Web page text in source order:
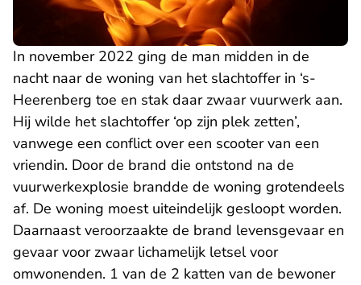
In november 2022 ging de man midden in de
nacht naar de woning van het slachtoffer in ‘s-
Heerenberg toe en stak daar zwaar vuurwerk aan.
Hij wilde het slachtoffer ‘op zijn plek zetten’,
vanwege een conflict over een scooter van een
vriendin. Door de brand die ontstond na de
vuurwerkexplosie brandde de woning grotendeels
af. De woning moest uiteindelijk gesloopt worden.
Daarnaast veroorzaakte de brand levensgevaar en
gevaar voor zwaar lichamelijk letsel voor
omwonenden. 1 van de 2 katten van de bewoner